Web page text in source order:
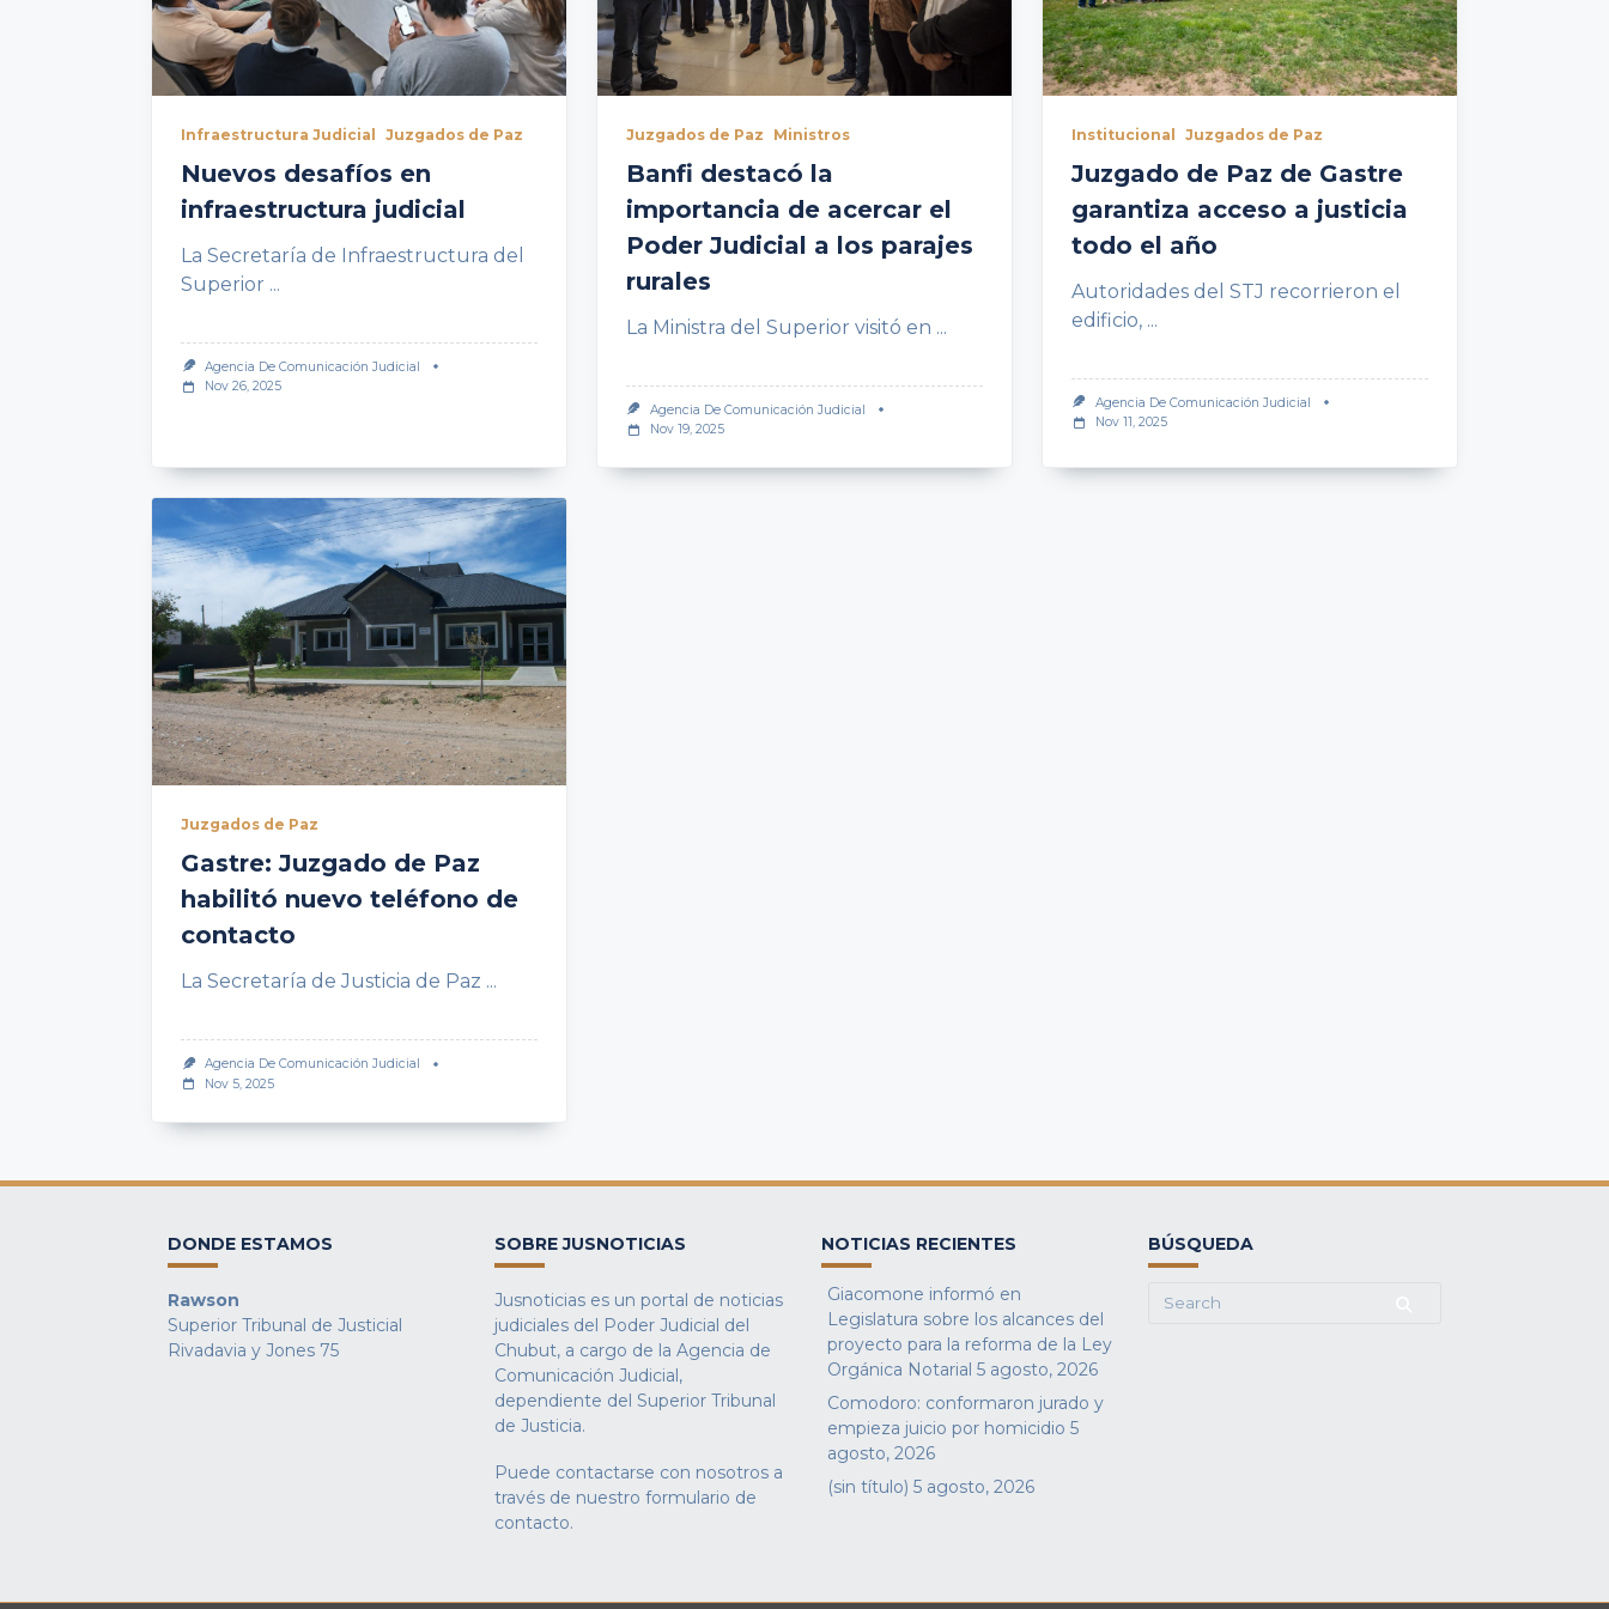
Infraestructura Judicial Juzgados de Paz
Nuevos desafíos en
infraestructura judicial
La Secretaría de Infraestructura del
Superior ...
Agencia De Comunicación Judicial
Nov 26, 2025
Juzgados de Paz Ministros
Banfi destacó la
importancia de acercar el
Poder Judicial a los parajes
rurales
La Ministra del Superior visitó en ...
Agencia De Comunicación Judicial
Nov 19, 2025
Institucional Juzgados de Paz
Juzgado de Paz de Gastre
garantiza acceso a justicia
todo el año
Autoridades del STJ recorrieron el
edificio, ...
Agencia De Comunicación Judicial
Nov 11, 2025
Juzgados de Paz
Gastre: Juzgado de Paz
habilitó nuevo teléfono de
contacto
La Secretaría de Justicia de Paz ...
Agencia De Comunicación Judicial
Nov 5, 2025
DONDE ESTAMOS
Rawson
Superior Tribunal de Justicial
Rivadavia y Jones 75
SOBRE JUSNOTICIAS
Jusnoticias es un portal de noticias
judiciales del Poder Judicial del
Chubut, a cargo de la Agencia de
Comunicación Judicial,
dependiente del Superior Tribunal
de Justicia.
Puede contactarse con nosotros a
través de nuestro formulario de
contacto.
NOTICIAS RECIENTES
Giacomone informó en
Legislatura sobre los alcances del
proyecto para la reforma de la Ley
Orgánica Notarial 5 agosto, 2026
Comodoro: conformaron jurado y
empieza juicio por homicidio 5
agosto, 2026
(sin título) 5 agosto, 2026
BÚSQUEDA
Search